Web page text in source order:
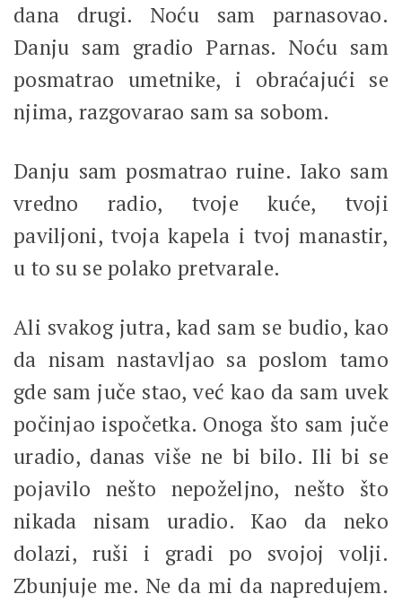
dana drugi. Noću sam parnasovao.
Danju sam gradio Parnas. Noću sam
posmatrao umetnike, i obraćajući se
njima, razgovarao sam sa sobom.
Danju sam posmatrao ruine. Iako sam
vredno radio, tvoje kuće, tvoji
paviljoni, tvoja kapela i tvoj manastir,
u to su se polako pretvarale.
Ali svakog jutra, kad sam se budio, kao
da nisam nastavljao sa poslom tamo
gde sam juče stao, već kao da sam uvek
počinjao ispočetka. Onoga što sam juče
uradio, danas više ne bi bilo. Ili bi se
pojavilo nešto nepoželjno, nešto što
nikada nisam uradio. Kao da neko
dolazi, ruši i gradi po svojoj volji.
Zbunjuje me. Ne da mi da napredujem.